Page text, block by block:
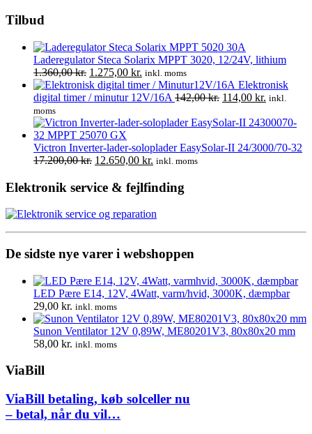
Tilbud
30A
Laderegulator Steca Solarix MPPT 3020, 12/24V, lithium
1.360,00kr. Den
oprindelige
pris
1.360,00 kr..
1.275,00 kr. Den
aktuelle
pris
1.275,00 kr..
inkl. moms
Elektronisk
digital timer / minutur 12V/16A 142,00kr. Den
pris
142,00 kr..
114,00 kr. Den
pris
114,00 kr..
inkl.
moms
Victron Inverter-lader-soloplader EasySolar-II 24/3000/70-32
17.200,00kr. Den
pris
17.200,00 kr..
12.650,00 kr. Den
pris
12.650,00 kr..
inkl. moms
Elektronik service & fejlfinding
De sidste nye varer i webshoppen
LED Pære E14, 12V, 4Watt, varm/hvid, 3000K, dæmpbar
29,00 kr. inkl. moms
Sunon Ventilator 12V 0,89W, ME80201V3, 80x80x20 mm
58,00 kr. inkl. moms
ViaBill
ViaBill betaling, køb solceller nu
– betal, når du vil…